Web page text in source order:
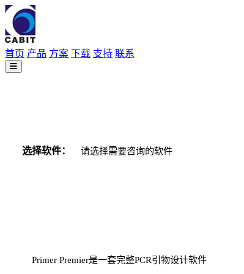
首页 产品 方案 下载 支持 联系
选择软件：
Primer Premier是一套完整PCR引物设计软件